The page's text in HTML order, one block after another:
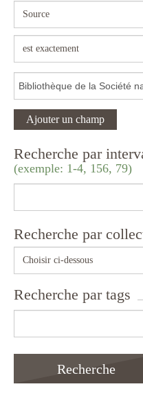
Source
est exactement
Ajouter un champ
Recherche par
(exemple: 1-4, 156, 79)
Recherche par
Choisir ci-dessous
Recherche par tags